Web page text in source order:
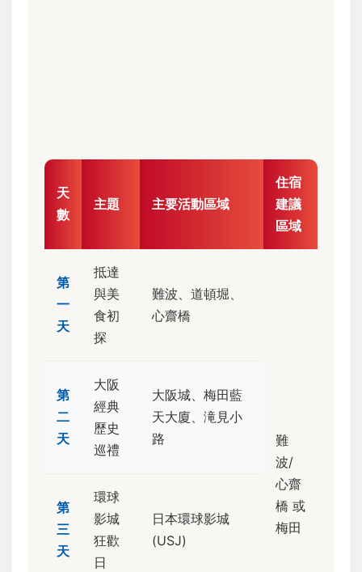
天
數
主題 主要活動區域
住宿
建議
區域
第
一
天
抵達
與美
食初
探
難波、道頓堀、
心齋橋
難
波/
心齋
橋 或
梅田
第
二
天
大阪
經典
歷史
巡禮
大阪城、梅田藍
天大廈、滝見小
路
第
三
天
環球
影城
狂歡
日
日本環球影城
(USJ)